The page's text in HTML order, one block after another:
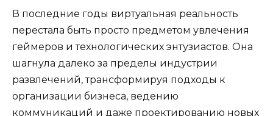
В последние годы виртуальная реальность
перестала быть просто предметом увлечения
геймеров и технологических энтузиастов. Она
шагнула далеко за пределы индустрии
развлечений, трансформируя подходы к
организации бизнеса, ведению
коммуникаций и даже проектированию новых